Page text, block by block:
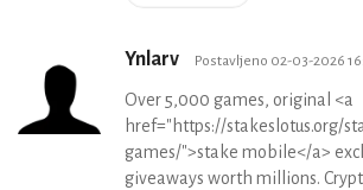
Ynlarv Postavljeno 02-03-2026
Over 5,000 games, original <a
href="https://stakeslotus.org/
games/">stake mobile</a>
giveaways worth millions.